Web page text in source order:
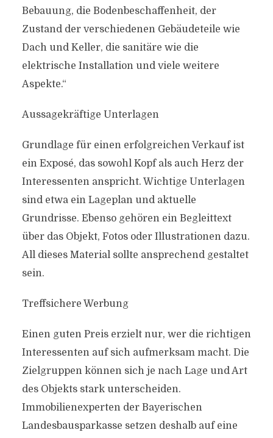
Bebauung, die Bodenbeschaffenheit, der
Zustand der verschiedenen Gebäudeteile wie
Dach und Keller, die sanitäre wie die
elektrische Installation und viele weitere
Aspekte.“
Aussagekräftige Unterlagen
Grundlage für einen erfolgreichen Verkauf ist
ein Exposé, das sowohl Kopf als auch Herz der
Interessenten anspricht. Wichtige Unterlagen
sind etwa ein Lageplan und aktuelle
Grundrisse. Ebenso gehören ein Begleittext
über das Objekt, Fotos oder Illustrationen dazu.
All dieses Material sollte ansprechend gestaltet
sein.
Treffsichere Werbung
Einen guten Preis erzielt nur, wer die richtigen
Interessenten auf sich aufmerksam macht. Die
Zielgruppen können sich je nach Lage und Art
des Objekts stark unterscheiden.
Immobilienexperten der Bayerischen
Landesbausparkasse setzen deshalb auf eine